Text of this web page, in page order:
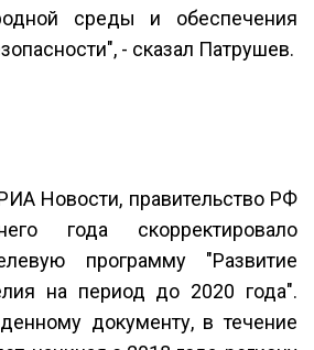
среды и обеспечения
- сказал Патрушев.
Новости, правительство РФ
года скорректировало
программу "Развитие
на период до 2020 года".
документу, в течение